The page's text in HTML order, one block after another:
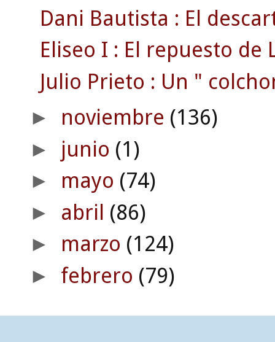
Dani Bautista : El
Eliseo I : El repuesto de
Julio Prieto : Un "
► noviembre (136)
► junio (1)
► mayo (74)
► abril (86)
► marzo (124)
► febrero (79)